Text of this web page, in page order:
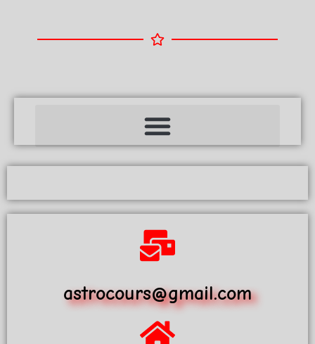
astrocours@gmail.com